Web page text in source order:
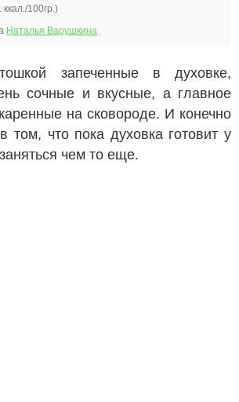
100гр.)
Наталья Варушкина
запеченные в духовке,
сочные и вкусные, а главное
на сковороде. И конечно
том, что пока духовка готовит у
чем то еще.